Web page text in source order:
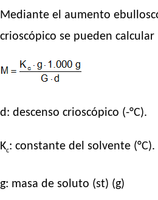
Mediante el aumento
crioscópico se pueden calcular
d: descenso crioscópico (-°C).
Kc: constante del solvente (°C).
g: masa de soluto (st) (g)